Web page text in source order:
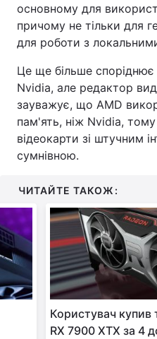
основному для
причому не тільки для
для роботи з
Це ще більше споріднює
Nvidia, але редактор
зауважує, що AMD
пам'ять, ніж Nvidia,
відеокарти зі штучним
сумнівною.
ЧИТАЙТЕ ТАКОЖ:
Користувач купив
RX 7900 XTX за 4